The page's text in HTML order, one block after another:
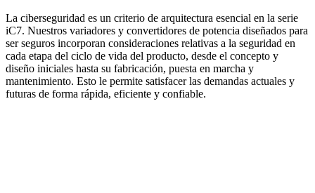
La ciberseguridad es un criterio de arquitectura esencial en la serie
iC7. Nuestros variadores y convertidores de potencia diseñados para
ser seguros incorporan consideraciones relativas a la seguridad en
cada etapa del ciclo de vida del producto, desde el concepto y
diseño iniciales hasta su fabricación, puesta en marcha y
mantenimiento. Esto le permite satisfacer las demandas actuales y
futuras de forma rápida, eficiente y confiable.